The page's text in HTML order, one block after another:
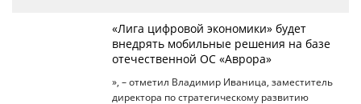
«Лига цифровой экономики» будет
внедрять мобильные решения на базе
отечественной ОС «Аврора»
», – отметил Владимир Иваница, заместитель
директора по стратегическому развитию